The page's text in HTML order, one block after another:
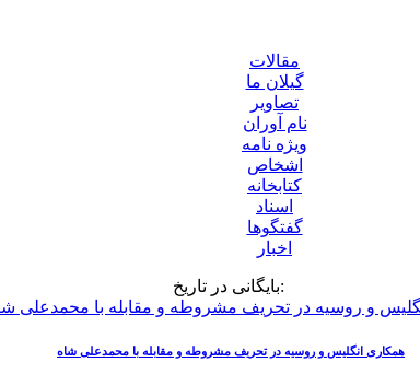
مقالات
گیلان ما
تصاویر
نام آوران
ویژه نامه
اشخاص
کتابخانه
اسناد
گفتگوها
اخبار
بایگانی در تاریخ:
همکاری انگلیس و روسیه در تحریف مشروطه و مقابله با محمدعلی شاه